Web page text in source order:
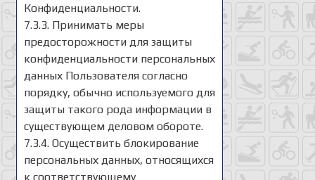
Конфиденциальности.
7.3.3. Принимать меры
предосторожности для защиты
конфиденциальности персональных
данных Пользователя согласно
порядку, обычно используемого для
защиты такого рода информации в
существующем деловом обороте.
7.3.4. Осуществить блокирование
персональных данных, относящихся
к соответствующему